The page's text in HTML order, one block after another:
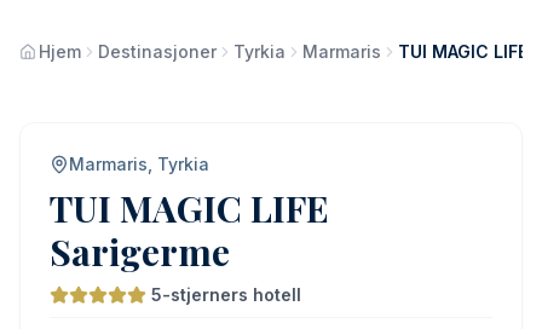
Hjem Destinasjoner Tyrkia Marmaris TUI MAGIC LIFE
Marmaris, Tyrkia
TUI MAGIC LIFE
Sarigerme
5-stjerners hotell